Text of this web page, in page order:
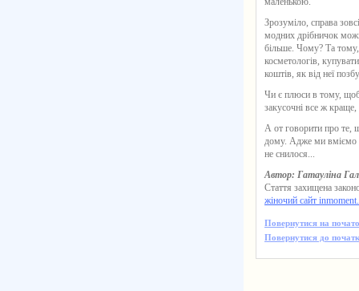
Зрозуміло, справа
модних дрібничок
більше. Чому? Та
косметологів,
коштів, як від неї
Чи є плюси в тому, щоб
закусочні все ж краще,
А от говорити про те,
дому. Адже ми вміємо
не снилося...
Автор: Гатауліна
Стаття захищена
жіночий сайт
Повернутися на
Повернутися до